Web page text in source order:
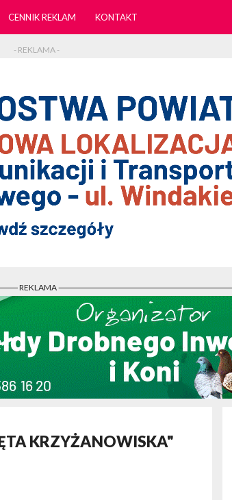
CENNIK REKLAM KONTAKT
- REKLAMA -
- REKLAMA -
KRZYŻANOWISKA"